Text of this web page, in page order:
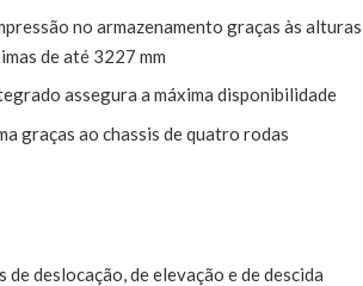
no armazenamento graças às alturas
de até 3227 mm
assegura a máxima disponibilidade
graças ao chassis de quatro rodas
de deslocação, de elevação e de descida